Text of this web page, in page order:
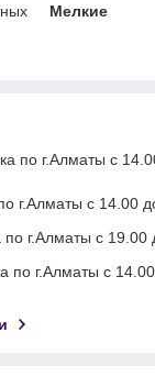
Мелкие
по г.Алматы с
г.Алматы с 14.00
по г.Алматы с 19.00
по г.Алматы с